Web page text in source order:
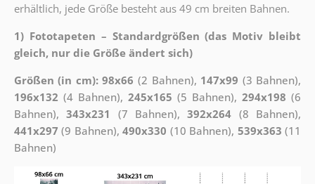
erhältlich, jede Größe besteht aus 49 cm breiten Bahnen.
1) Fototapeten – Standardgrößen (das Motiv bleibt
gleich, nur die Größe ändert sich)
Größen (in cm): 98x66 (2 Bahnen), 147x99 (3 Bahnen),
196x132 (4 Bahnen), 245x165 (5 Bahnen),294x198 (6
Bahnen),343x231 (7 Bahnen),392x264 (8 Bahnen),
441x297 (9 Bahnen),490x330 (10 Bahnen), 539x363 (11
Bahnen)